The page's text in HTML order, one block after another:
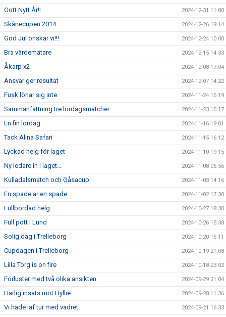
Gott Nytt År!! 2024-12-31 11:00
Skånecupen 2014 2024-12-26 19:14
God Jul önskar vi!!! 2024-12-24 10:00
Bra värdemätare 2024-12-15 14:33
Åkarp x2 2024-12-08 17:04
Ansvar ger resultat 2024-12-07 14:22
Fusk lönar sig inte 2024-11-24 16:19
Sammanfattning tre lördagsmatcher 2024-11-23 15:17
En fin lördag 2024-11-16 19:01
Tack Alina Safari 2024-11-15 16:12
Lyckad helg för laget 2024-11-10 19:15
Ny ledare in i laget… 2024-11-08 06:56
Kulladalsmatch och Gåsacup 2024-11-03 14:16
En spade är en spade… 2024-11-02 17:30
Fullbordad helg…. 2024-10-27 18:30
Full pott i Lund 2024-10-26 15:38
Solig dag i Trelleborg 2024-10-20 15:11
Cupdagen i Trelleborg 2024-10-19 21:08
Lilla Torg is on fire 2024-10-18 23:02
Förluster med två olika ansikten 2024-09-29 21:04
Härlig insats mot Hyllie 2024-09-28 11:36
Vi hade iaf tur med vädret 2024-09-21 16:33